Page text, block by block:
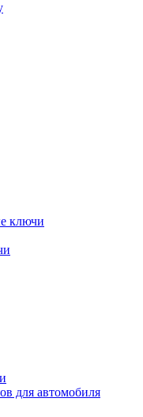
ключи
для автомобиля